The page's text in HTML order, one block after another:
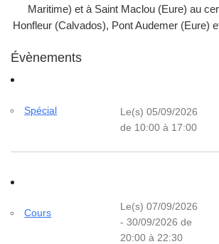
Maritime) et à Saint Maclou (Eure) au
Honfleur (Calvados), Pont Audemer (Eure)
Évènements
Spécial
Le(s) 05/09/2026
de 10:00 à 17:00
Cours
Le(s) 07/09/2026
- 30/09/2026 de
20:00 à 22:30